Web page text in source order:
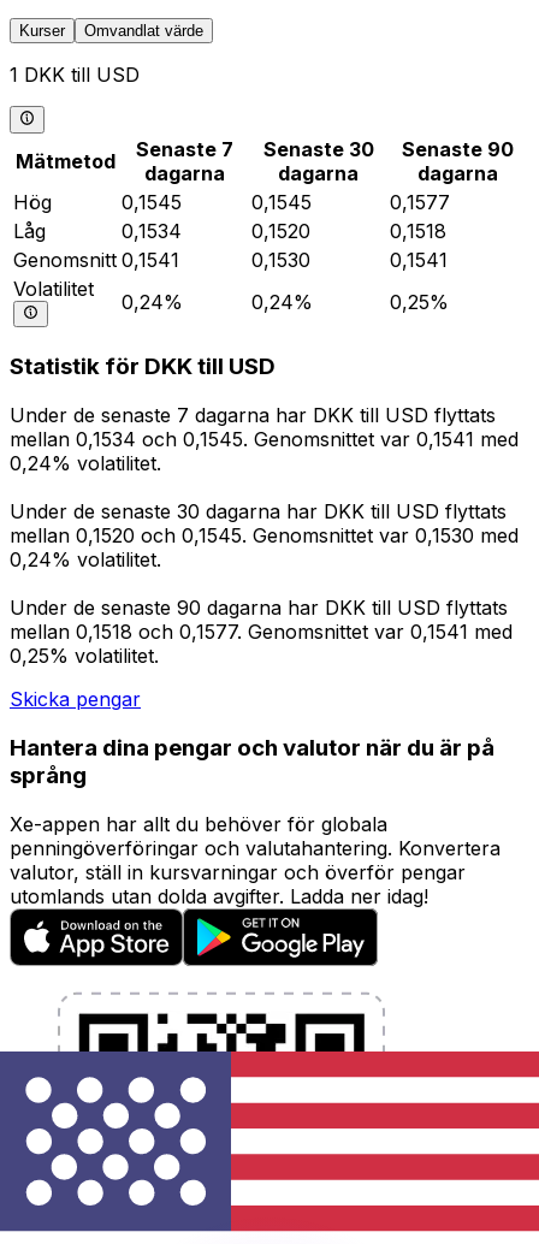
Kurser Omvandlat värde
1 DKK till USD
Mätmetod
Senaste 7
dagarna
Senaste 30
dagarna
Senaste 90
dagarna
Hög
0,1545 0,1545
0,1577
Låg
0,1534 0,1520
0,1518
Genomsnitt 0,1541 0,1530
0,1541
Volatilitet
0,24% 0,24% 0,25%
Statistik för DKK till USD
Under de senaste 7 dagarna har DKK till USD flyttats
mellan 0,1534 och 0,1545. Genomsnittet var 0,1541 med
0,24% volatilitet.
Under de senaste 30 dagarna har DKK till USD flyttats
mellan 0,1520 och 0,1545. Genomsnittet var 0,1530 med
0,24% volatilitet.
Under de senaste 90 dagarna har DKK till USD flyttats
mellan 0,1518 och 0,1577. Genomsnittet var 0,1541 med
0,25% volatilitet.
Skicka pengar
Hantera dina pengar och valutor när du är på
språng
Xe-appen har allt du behöver för globala
penningöverföringar och valutahantering. Konvertera
valutor, ställ in kursvarningar och överför pengar
utomlands utan dolda avgifter. Ladda ner idag!